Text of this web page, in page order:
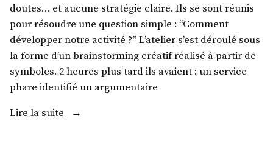
doutes… et aucune stratégie claire. Ils se sont réunis
pour résoudre une question simple : “Comment
développer notre activité ?” L’atelier s’est déroulé sous
la forme d’un brainstorming créatif réalisé à partir de
symboles. 2 heures plus tard ils avaient : un service
phare identifié un argumentaire
Lire la suite